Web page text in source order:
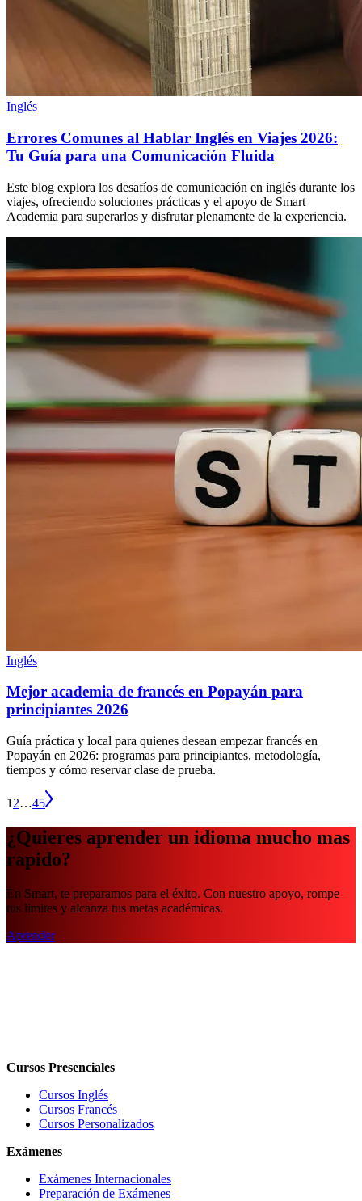
Inglés
Errores Comunes al Hablar Inglés en Viajes 2026:
Tu Guía para una Comunicación Fluida
Este blog explora los desafíos de comunicación en inglés durante los
viajes, ofreciendo soluciones prácticas y el apoyo de Smart
Academia para superarlos y disfrutar plenamente de la experiencia.
Inglés
Mejor academia de francés en Popayán para
principiantes 2026
Guía práctica y local para quienes desean empezar francés en
Popayán en 2026: programas para principiantes, metodología,
tiempos y cómo reservar clase de prueba.
1 2…45
¿Quieres aprender un idioma mucho mas
rapido?
En Smart, te preparamos para el éxito. Con nuestro apoyo, rompe
tus limites y alcanza tus metas académicas.
Aprender
Cursos Presenciales
Cursos Inglés
Cursos Francés
Cursos Personalizados
Exámenes
Exámenes Internacionales
Preparación de Exámenes